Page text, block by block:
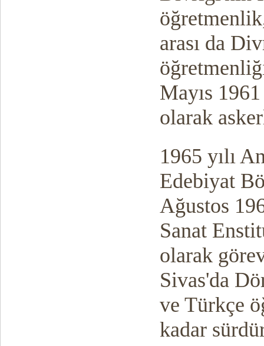
arası da
Mayıs
olarak
1965 yılı
Edebiyat
Ağustos
Sanat
olarak
Sivas'da
ve Türkçe
kadar